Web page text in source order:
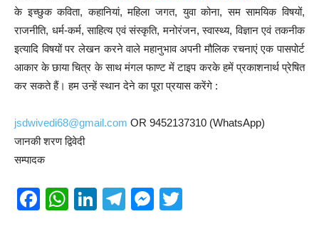
के इच्छुक कविता, कहानियां, महिला जगत, युवा कोना, सम सामयिक विषयों,
राजनीति, धर्म-कर्म, साहित्य एवं संस्कृति, मनोरंजन, स्वास्थ्य, विज्ञान एवं तकनीक
इत्यादि विषयों पर लेखन करने वाले महानुभाव अपनी मौलिक रचनाएं एक पासपोर्ट
आकार के छाया चित्र के साथ मंगल फाण्ट में टाइप करके हमें प्रकाशनार्थ प्रेषित
कर सकते हैं। हम उन्हें स्थान देने का पूरा प्रयास करेंगे :
jsdwivedi68@gmail.com OR 9452137310 (WhatsApp)
जानकी शरण द्विवेदी
सम्पादक
F
W
Li
T
M